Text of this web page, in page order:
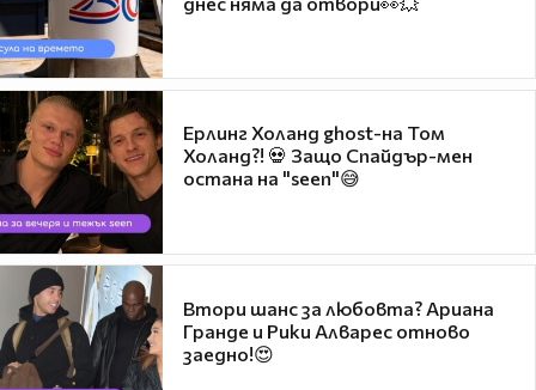
Ерлинг Холанд ghost-на Том
Холанд?! 💀 Защо Спайдър-мен
остана на "seen"😅
Втори шанс за любовта? Ариана
Гранде и Рики Алварес отново
заедно!😍